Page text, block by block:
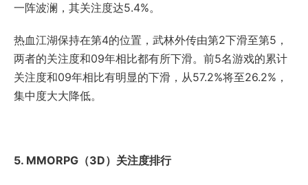
一阵波澜，其关注度达5.4%。
热血江湖保持在第4的位置，武林外传由第2下滑至第5，
两者的关注度和09年相比都有所下滑。前5名游戏的累计
关注度和09年相比有明显的下滑，从57.2%将至26.2%，
集中度大大降低。
5. MMORPG（3D）关注度排行